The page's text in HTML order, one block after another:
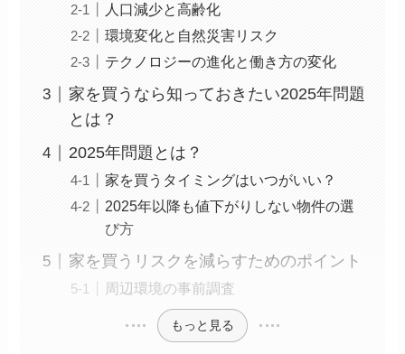
人口減少と高齢化
環境変化と自然災害リスク
テクノロジーの進化と働き方の変化
家を買うなら知っておきたい2025年問題
とは？
2025年問題とは？
家を買うタイミングはいつがいい？
2025年以降も値下がりしない物件の選
び方
家を買うリスクを減らすためのポイント
周辺環境の事前調査
もっと見る